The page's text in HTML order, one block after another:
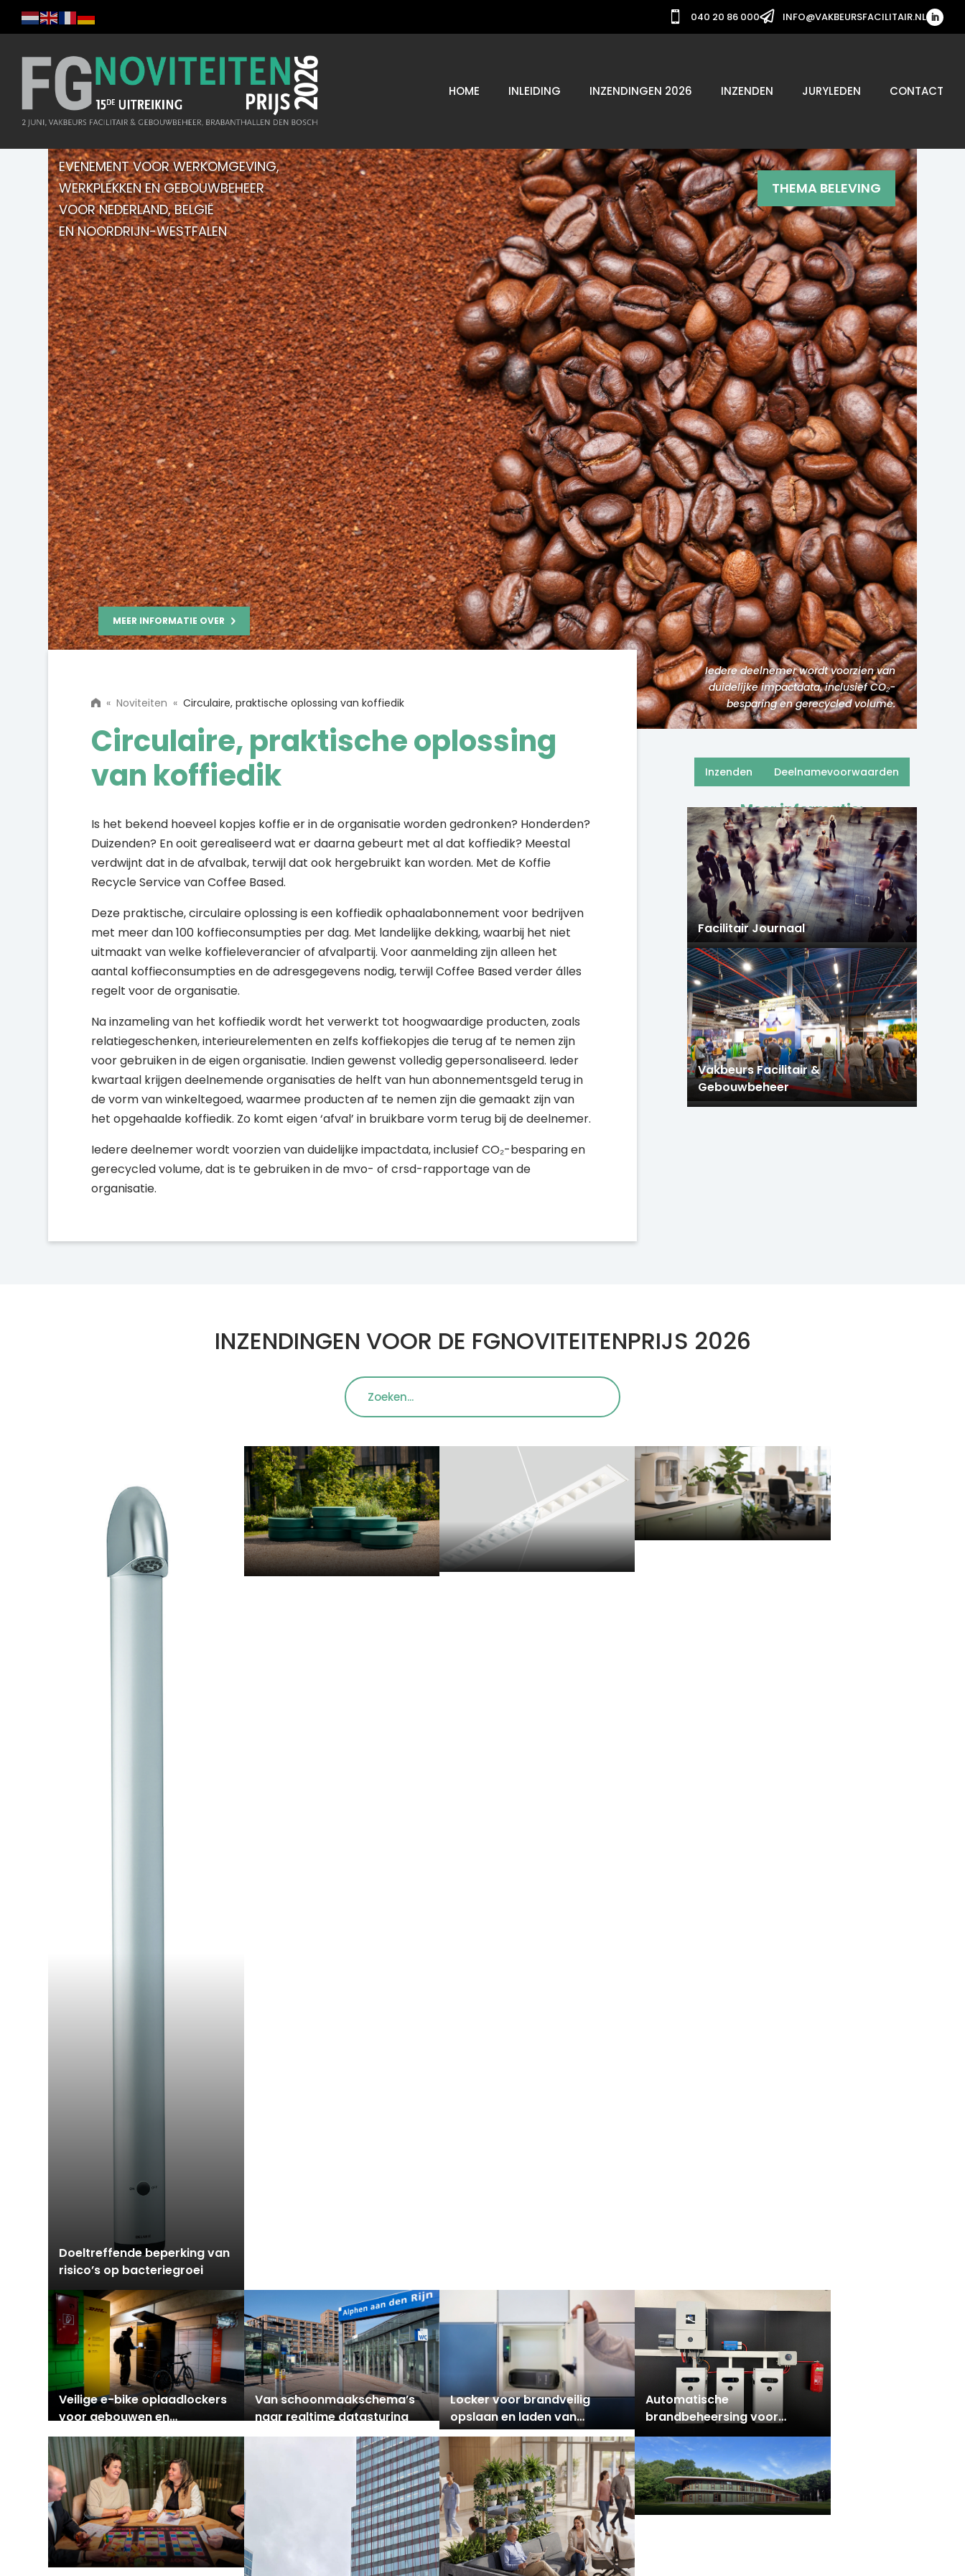
 040 20 86 000 INFO@VAKBEURSFACILITAIR.NL
HOME INLEIDING INZENDINGEN 2026 INZENDEN JURYLEDEN CONTACT
EVENEMENT VOOR WERKOMGEVING,
WERKPLEKKEN EN GEBOUWBEHEER
VOOR NEDERLAND, BELGIË
EN NOORDRIJN-WESTFALEN
THEMA BELEVING
Iedere deelnemer wordt voorzien van
duidelijke impactdata, inclusief CO₂-
besparing en gerecycled volume.
MEER INFORMATIE OVER
«Noviteiten «Circulaire, praktische oplossing van koffiedik
Circulaire, praktische oplossing
van koffiedik
Is het bekend hoeveel kopjes koffie er in de organisatie worden gedronken? Honderden?
Duizenden? En ooit gerealiseerd wat er daarna gebeurt met al dat koffiedik? Meestal
verdwijnt dat in de afvalbak, terwijl dat ook hergebruikt kan worden. Met de Koffie
Recycle Service van Coffee Based.
Deze praktische, circulaire oplossing is een koffiedik ophaalabonnement voor bedrijven
met meer dan 100 koffieconsumpties per dag. Met landelijke dekking, waarbij het niet
uitmaakt van welke koffieleverancier of afvalpartij. Voor aanmelding zijn alleen het
aantal koffieconsumpties en de adresgegevens nodig, terwijl Coffee Based verder álles
regelt voor de organisatie.
Na inzameling van het koffiedik wordt het verwerkt tot hoogwaardige producten, zoals
relatiegeschenken, interieurelementen en zelfs koffiekopjes die terug af te nemen zijn
voor gebruiken in de eigen organisatie. Indien gewenst volledig gepersonaliseerd. Ieder
kwartaal krijgen deelnemende organisaties de helft van hun abonnementsgeld terug in
de vorm van winkeltegoed, waarmee producten af te nemen zijn die gemaakt zijn van
het opgehaalde koffiedik. Zo komt eigen ‘afval’ in bruikbare vorm terug bij de deelnemer.
Iedere deelnemer wordt voorzien van duidelijke impactdata, inclusief CO₂-besparing en
gerecycled volume, dat is te gebruiken in de mvo- of crsd-rapportage van de
organisatie.
Inzenden Deelnamevoorwaarden
Meer informatie:
Facilitair Journaal
Vakbeurs Facilitair &
Gebouwbeheer
INZENDINGEN VOOR DE FGNOVITEITENPRIJS 2026
Doeltreffende beperking van
risico’s op bacteriegroei
ontmoetingsplek
op werkplekken
Veilige e-bike oplaadlockers
voor gebouwen en
werkplekken
Van schoonmaakschema’s
naar realtime datasturing
Locker voor brandveilig
opslaan en laden van
lithium-ion accu’s
Automatische
brandbeheersing voor
opgeslagen lithium-ion
batterijen